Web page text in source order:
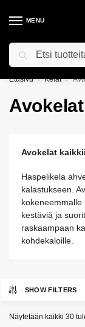
MENU
Etusivu / Kelat /
Avokelat
Avokelat
Haspelikela
kalastukseen.
kestäviä ja
raskaampaan
kohdekaloille.
SHOW FILTERS
Näytetään kaikki 30